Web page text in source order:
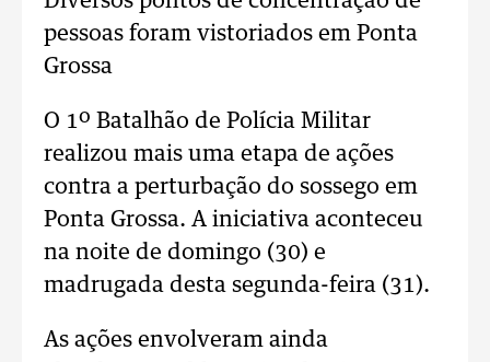
pessoas foram vistoriados em Ponta
Grossa
O 1º Batalhão de Polícia Militar
realizou mais uma etapa de ações
contra a perturbação do sossego em
Ponta Grossa. A iniciativa aconteceu
na noite de domingo (30) e
madrugada desta segunda-feira (31).
As ações envolveram ainda